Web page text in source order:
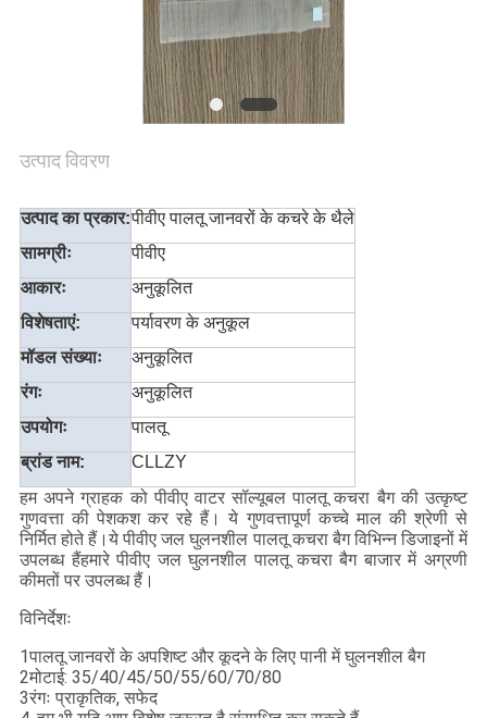
उत्पाद विवरण
उत्पाद का प्रकार:पीवीए पालतू जानवरों के कचरे के थैले
सामग्रीः
पीवीए
आकारः
अनुकूलित
विशेषताएं:
पर्यावरण के अनुकूल
मॉडल संख्याः
अनुकूलित
रंगः
अनुकूलित
उपयोगः
पालतू
ब्रांड नाम:
CLLZY
हम अपने ग्राहक को पीवीए वाटर सॉल्यूबल पालतू कचरा बैग की उत्कृष्ट
गुणवत्ता की पेशकश कर रहे हैं। ये गुणवत्तापूर्ण कच्चे माल की श्रेणी से
निर्मित होते हैं।ये पीवीए जल घुलनशील पालतू कचरा बैग विभिन्न डिजाइनों में
उपलब्ध हैंहमारे पीवीए जल घुलनशील पालतू कचरा बैग बाजार में अग्रणी
कीमतों पर उपलब्ध हैं।
विनिर्देशः
1पालतू जानवरों के अपशिष्ट और कूदने के लिए पानी में घुलनशील बैग
2मोटाई: 35/40/45/50/55/60/70/80
3रंगः प्राकृतिक, सफेद